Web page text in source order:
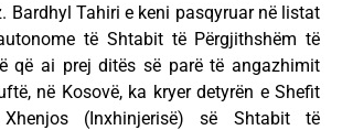
Bardhyl Tahiri e keni pasqyruar në listat
të Shtabit të Përgjithshëm të
që ai prej ditës së parë të angazhimit
në Kosovë, ka kryer detyrën e Shefit
(Inxhinjerisë) së Shtabit të